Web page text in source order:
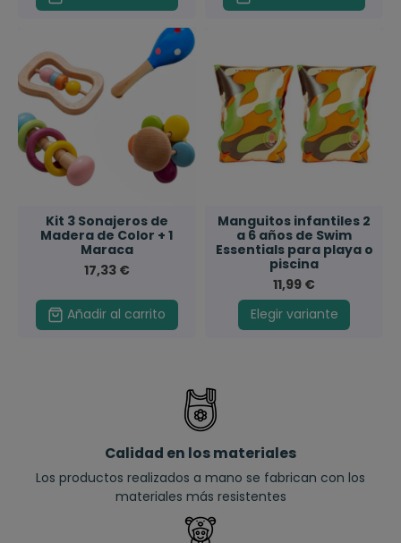
Kit 3 Sonajeros de
Madera de Color + 1
Maraca
17,33 €
Añadir al carrito
Manguitos infantiles 2
a 6 años de Swim
Essentials para playa o
piscina
11,99 €
Elegir variante
Calidad en los materiales
Los productos realizados a mano se fabrican con los
materiales más resistentes